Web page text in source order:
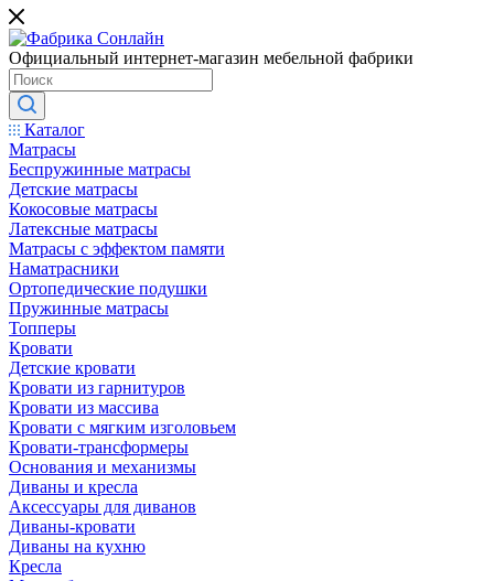
Официальный интернет-магазин мебельной фабрики
Каталог
Матрасы
Беспружинные матрасы
Детские матрасы
Кокосовые матрасы
Латексные матрасы
Матрасы с эффектом памяти
Наматрасники
Ортопедические подушки
Пружинные матрасы
Топперы
Кровати
Детские кровати
Кровати из гарнитуров
Кровати из массива
Кровати с мягким изголовьем
Кровати-трансформеры
Основания и механизмы
Диваны и кресла
Аксессуары для диванов
Диваны-кровати
Диваны на кухню
Кресла